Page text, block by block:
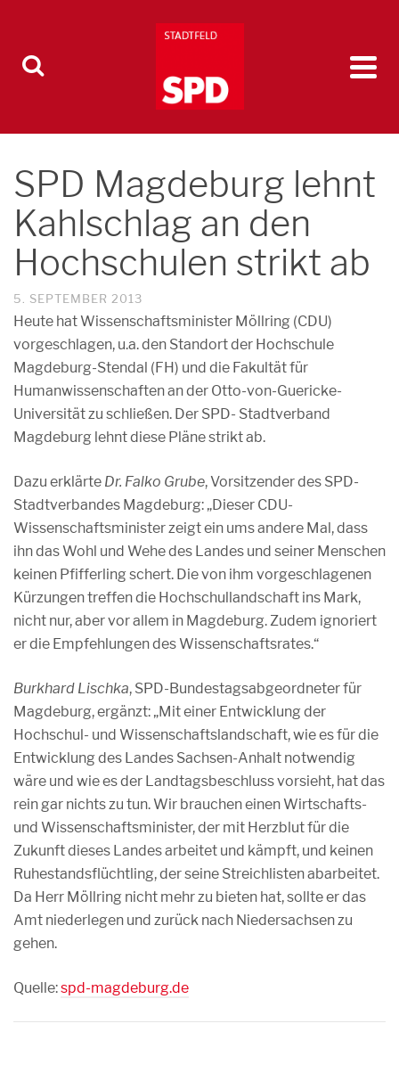
SPD Magdeburg lehnt
Kahlschlag an den
Hochschulen strikt ab
5. SEPTEMBER 2013
Heute hat Wissenschaftsminister Möllring (CDU)
vorgeschlagen, u.a. den Standort der Hochschule
Magdeburg-Stendal (FH) und die Fakultät für
Humanwissenschaften an der Otto-von-Guericke-
Universität zu schließen. Der SPD- Stadtverband
Magdeburg lehnt diese Pläne strikt ab.
Dazu erklärte Dr. Falko Grube, Vorsitzender des SPD-
Stadtverbandes Magdeburg: „Dieser CDU-
Wissenschaftsminister zeigt ein ums andere Mal, dass
ihn das Wohl und Wehe des Landes und seiner Menschen
keinen Pfifferling schert. Die von ihm vorgeschlagenen
Kürzungen treffen die Hochschullandschaft ins Mark,
nicht nur, aber vor allem in Magdeburg. Zudem ignoriert
er die Empfehlungen des Wissenschaftsrates.“
Burkhard Lischka, SPD-Bundestagsabgeordneter für
Magdeburg, ergänzt: „Mit einer Entwicklung der
Hochschul- und Wissenschaftslandschaft, wie es für die
Entwicklung des Landes Sachsen-Anhalt notwendig
wäre und wie es der Landtagsbeschluss vorsieht, hat das
rein gar nichts zu tun. Wir brauchen einen Wirtschafts-
und Wissenschaftsminister, der mit Herzblut für die
Zukunft dieses Landes arbeitet und kämpft, und keinen
Ruhestandsflüchtling, der seine Streichlisten abarbeitet.
Da Herr Möllring nicht mehr zu bieten hat, sollte er das
Amt niederlegen und zurück nach Niedersachsen zu
gehen.
Quelle:spd-magdeburg.de